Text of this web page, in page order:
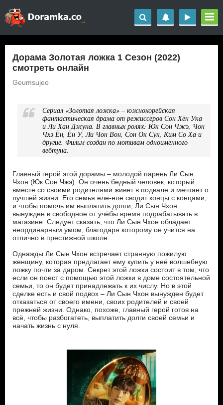
Дорама Золотая ложка 1 Сезон (2022)
смотреть онлайн
Geumsujeo
Сериал «Золотая ложка» – южнокорейская
фантастическая драма от режиссёров Сон Хён Ука
и Ли Хан Джуна. В главных ролях: Юк Сон Чжэ, Чон
Чхэ Ён, Ён У, Ли Чон Вон, Сон Ок Сук, Ким Со Ха и
другие. Фильм создан по мотивам одноимённого
вебтуна.
Главный герой этой дорамы – молодой парень Ли Сын
Чхон (Юк Сон Чжэ). Он очень бедный человек, который
вместе со своими родителями живет в подвале и мечтает о
лучшей жизни. Его семья еле-еле сводит концы с концами,
и чтобы помочь им выплатить долги, Ли Сын Чхон
вынужден в свободное от учёбы время подрабатывать в
магазине. Следует сказать, что Ли Сын Чхон обладает
неординарным умом, благодаря которому он учится на
отлично в престижной школе.
Однажды Ли Сын Чхон встречает странную пожилую
женщину, которая предлагает ему купить у неё волшебную
ложку почти за даром. Секрет этой ложки состоит в том, что
если он поест с помощью этой ложки в доме состоятельной
семьи, то он будет принадлежать к их числу. Но в этой
сделке есть и свой подвох – Ли Сын Чхон вынужден будет
отказаться от своего имени, своих родителей и своей
прежней жизни. Однако, похоже, главный герой готов на
всё, чтобы разбогатеть, выплатить долги своей семьи и
начать жизнь с нуля.